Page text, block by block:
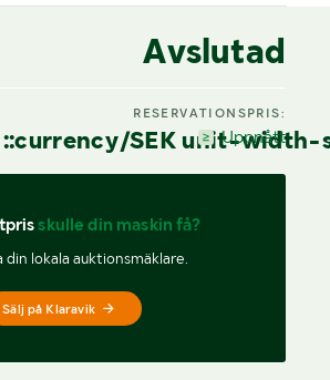
Avslutad
::currency/SEK unit-
RESERVATIONSPRIS:
Uppnått
skulle din maskin få?
lokala auktionsmäklare.
Sälj på Klaravik